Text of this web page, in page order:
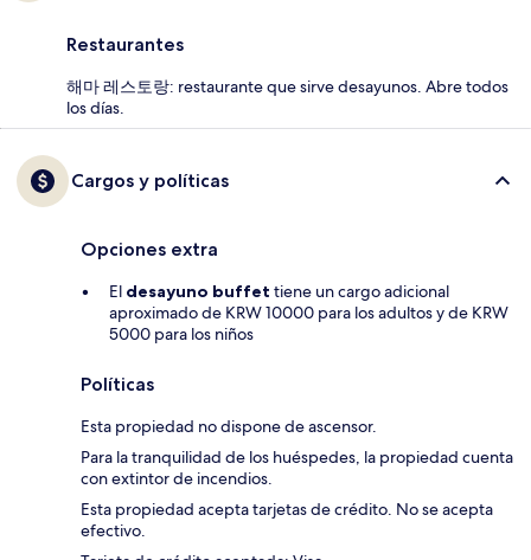
Restaurantes
해마 레스토랑: restaurante que sirve desayunos. Abre todos
los días.
Cargos y políticas
Opciones extra
El desayuno buffet tiene un cargo adicional
aproximado de KRW 10000 para los adultos y de KRW
5000 para los niños
Políticas
Esta propiedad no dispone de ascensor.
Para la tranquilidad de los huéspedes, la propiedad cuenta
con extintor de incendios.
Esta propiedad acepta tarjetas de crédito. No se acepta
efectivo.